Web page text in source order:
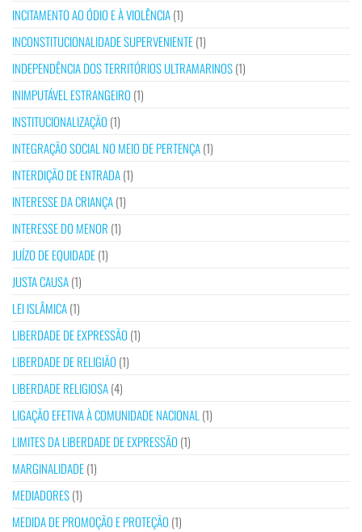
INCITAMENTO AO ÓDIO E À VIOLÊNCIA(1)
INCONSTITUCIONALIDADE SUPERVENIENTE(1)
INDEPENDÊNCIA DOS TERRITÓRIOS ULTRAMARINOS(1)
INIMPUTÁVEL ESTRANGEIRO (1)
INSTITUCIONALIZAÇÃO (1)
INTEGRAÇÃO SOCIAL NO MEIO DE PERTENÇA(1)
INTERDIÇÃO DE ENTRADA(1)
INTERESSE DA CRIANÇA(1)
INTERESSE DO MENOR (1)
JUÍZO DE EQUIDADE(1)
JUSTA CAUSA(1)
LEI ISLÂMICA(1)
LIBERDADE DE EXPRESSÃO (1)
LIBERDADE DE RELIGIÃO (1)
LIBERDADE RELIGIOSA(4)
LIGAÇÃO EFETIVA À COMUNIDADE NACIONAL (1)
LIMITES DA LIBERDADE DE EXPRESSÃO (1)
MARGINALIDADE(1)
MEDIADORES(1)
MEDIDA DE PROMOÇÃO E PROTEÇÃO (1)